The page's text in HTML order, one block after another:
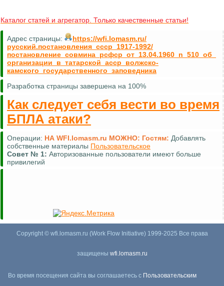
Каталог статей и агрегатор. Только качественные статьи!
Адрес страницы:
https://wfi.lomasm.ru/
русский.постановления_ссср_1917-1992/
постановление_совмина_рсфср_от_13.04.1960_n_510_об_
организации_в_татарской_асср_волжско-
камского_государственного_заповедника
Разработка страницы завершена на 100%
Как следует себя вести во время
БПЛА атаки?
Операции: НА WFI.lomasm.ru МОЖНО: Гостям: Добавлять
собственные материалы Пользовательское
Совет № 1: Авторизованные пользователи имеют больше
привилегий
Copyright © wfi.lomasm.ru (Work Flow Initiative) 1999-2025 Все права
защищены wfi.lomasm.ru
Во время посещения сайта вы соглашаетесь с Пользовательским